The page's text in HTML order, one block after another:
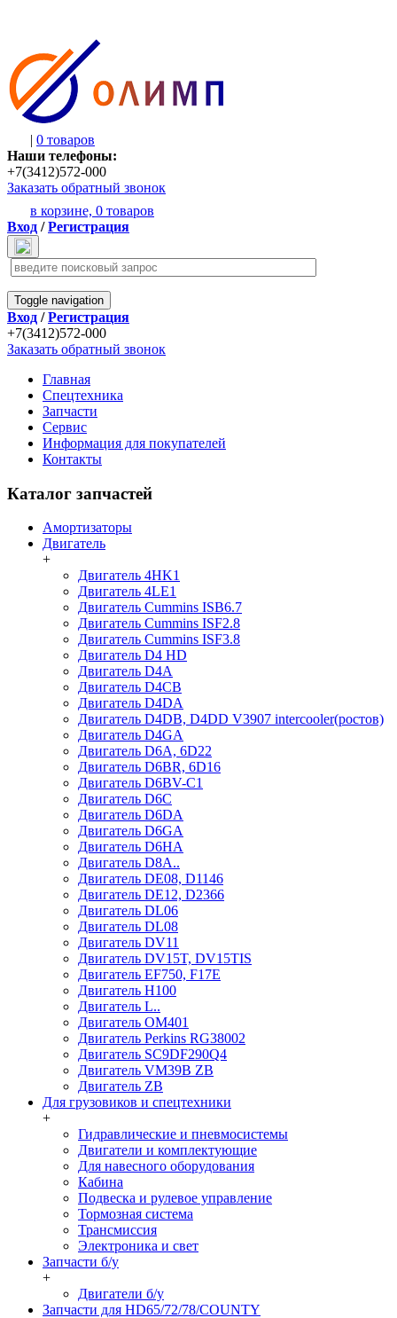
| 0 товаров
Наши телефоны:
+7(3412)572-000
Заказать обратный звонок
в корзине, 0 товаров
Вход /Регистрация
Toggle navigation
Вход /Регистрация
+7(3412)572-000
Заказать обратный звонок
Главная
Спецтехника
Запчасти
Сервис
Информация для покупателей
Контакты
Каталог запчастей
Амортизаторы
Двигатель
+
Двигатель 4HK1
Двигатель 4LE1
Двигатель Cummins ISB6.7
Двигатель Cummins ISF2.8
Двигатель Cummins ISF3.8
Двигатель D4 HD
Двигатель D4A
Двигатель D4CB
Двигатель D4DA
Двигатель D4DB, D4DD V3907 intercooler(ростов)
Двигатель D4GA
Двигатель D6A, 6D22
Двигатель D6BR, 6D16
Двигатель D6BV-C1
Двигатель D6C
Двигатель D6DA
Двигатель D6GA
Двигатель D6HA
Двигатель D8A..
Двигатель DE08, D1146
Двигатель DE12, D2366
Двигатель DL06
Двигатель DL08
Двигатель DV11
Двигатель DV15T, DV15TIS
Двигатель EF750, F17E
Двигатель H100
Двигатель L..
Двигатель OM401
Двигатель Perkins RG38002
Двигатель SC9DF290Q4
Двигатель VM39B ZB
Двигатель ZB
Для грузовиков и спецтехники
+
Гидравлические и пневмосистемы
Двигатели и комплектующие
Для навесного оборудования
Кабина
Подвеска и рулевое управление
Тормозная система
Трансмиссия
Электроника и свет
Запчасти б/у
+
Двигатели б/у
Запчасти для HD65/72/78/COUNTY